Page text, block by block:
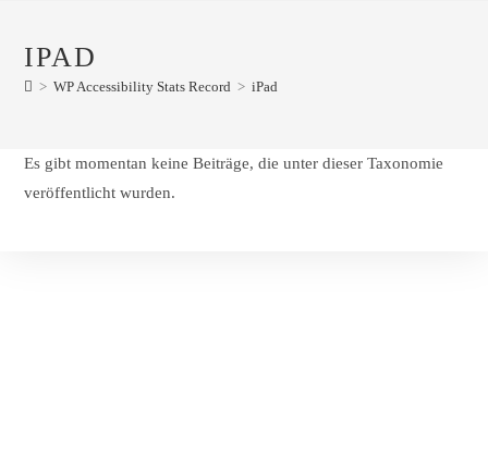
IPAD
> WP Accessibility Stats Record > iPad
Es gibt momentan keine Beiträge, die unter dieser Taxonomie
veröffentlicht wurden.